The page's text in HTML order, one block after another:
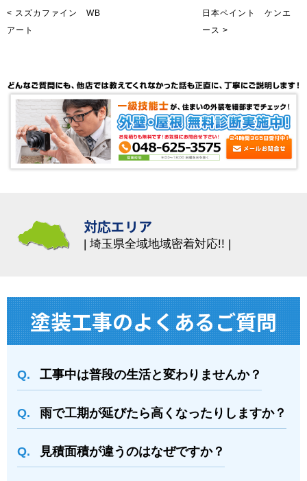
< スズカファイン WB
アート
日本ペイント ケンエ
ース >
対応エリア
埼玉県全域地域密着対応!!
塗装⼯事のよくあるご質問
工事中は普段の生活と変わりませんか？
雨で工期が延びたら高くなったりしますか？
⾒積⾯積が違うのはなぜですか？